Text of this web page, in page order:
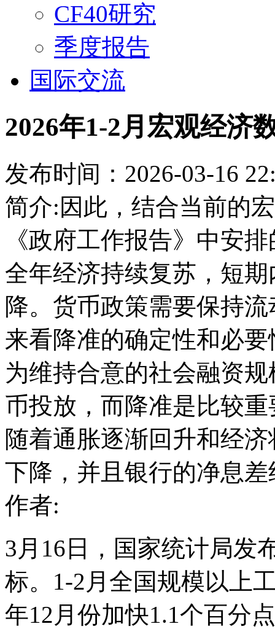
CF40研究
季度报告
国际交流
2026年1-2月宏观经济
发布时间：2026-03-16
简介:因此，结合当前的
《政府工作报告》中安
全年经济持续复苏，短
降。货币政策需要保持
来看降准的确定性和必
为维持合意的社会融资
币投放，而降准是比较
随着通胀逐渐回升和经
下降，并且银行的净息
作者:
3月16日，国家统计局发
标。1-2月全国规模以上
年12月份加快1.1个百分